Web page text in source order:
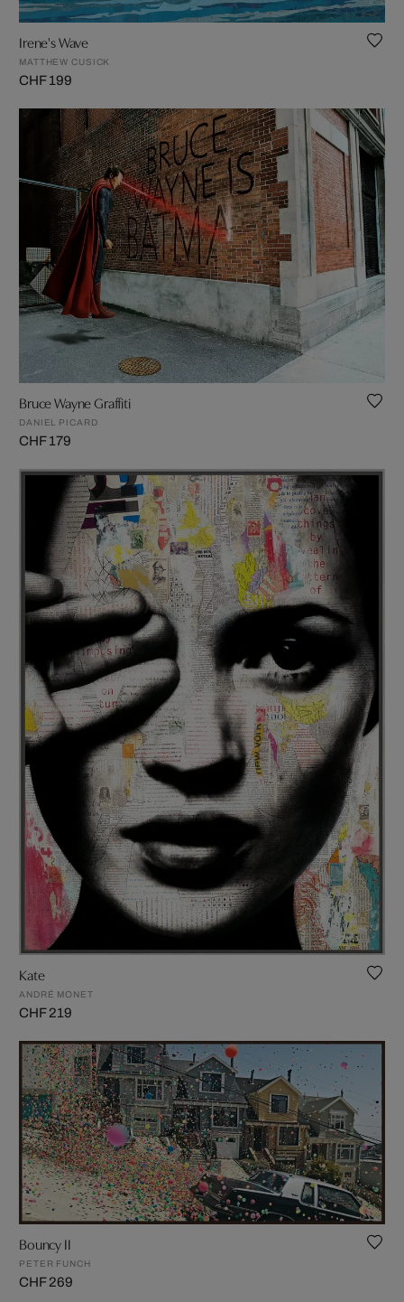
Irene's Wave
MATTHEW CUSICK
CHF 199
Bruce Wayne Graffiti
DANIEL PICARD
CHF 179
Kate
ANDRÉ MONET
CHF 219
Bouncy II
PETER FUNCH
CHF 269